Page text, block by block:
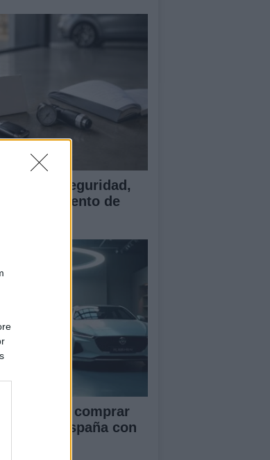
evaluar seguridad,
equipamiento de
para comprar
en España con